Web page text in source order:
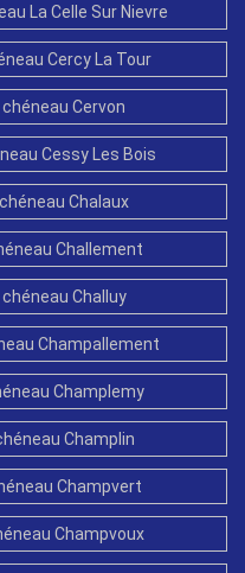
La Celle Sur Nievre
Cercy La Tour
Cervon
Cessy Les Bois
Chalaux
Challement
Challuy
Champallement
Champlemy
Champlin
Champvert
Champvoux